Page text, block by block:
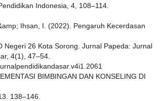
Indonesia, 4, 108–114.
Ihsan, I. (2022). Pengaruh Kecerdasan
Negeri 26 Kota Sorong. Jurnal Papeda: Jurnal
4(1), 47–54.
BIMBINGAN DAN KONSELING DI
138–146.